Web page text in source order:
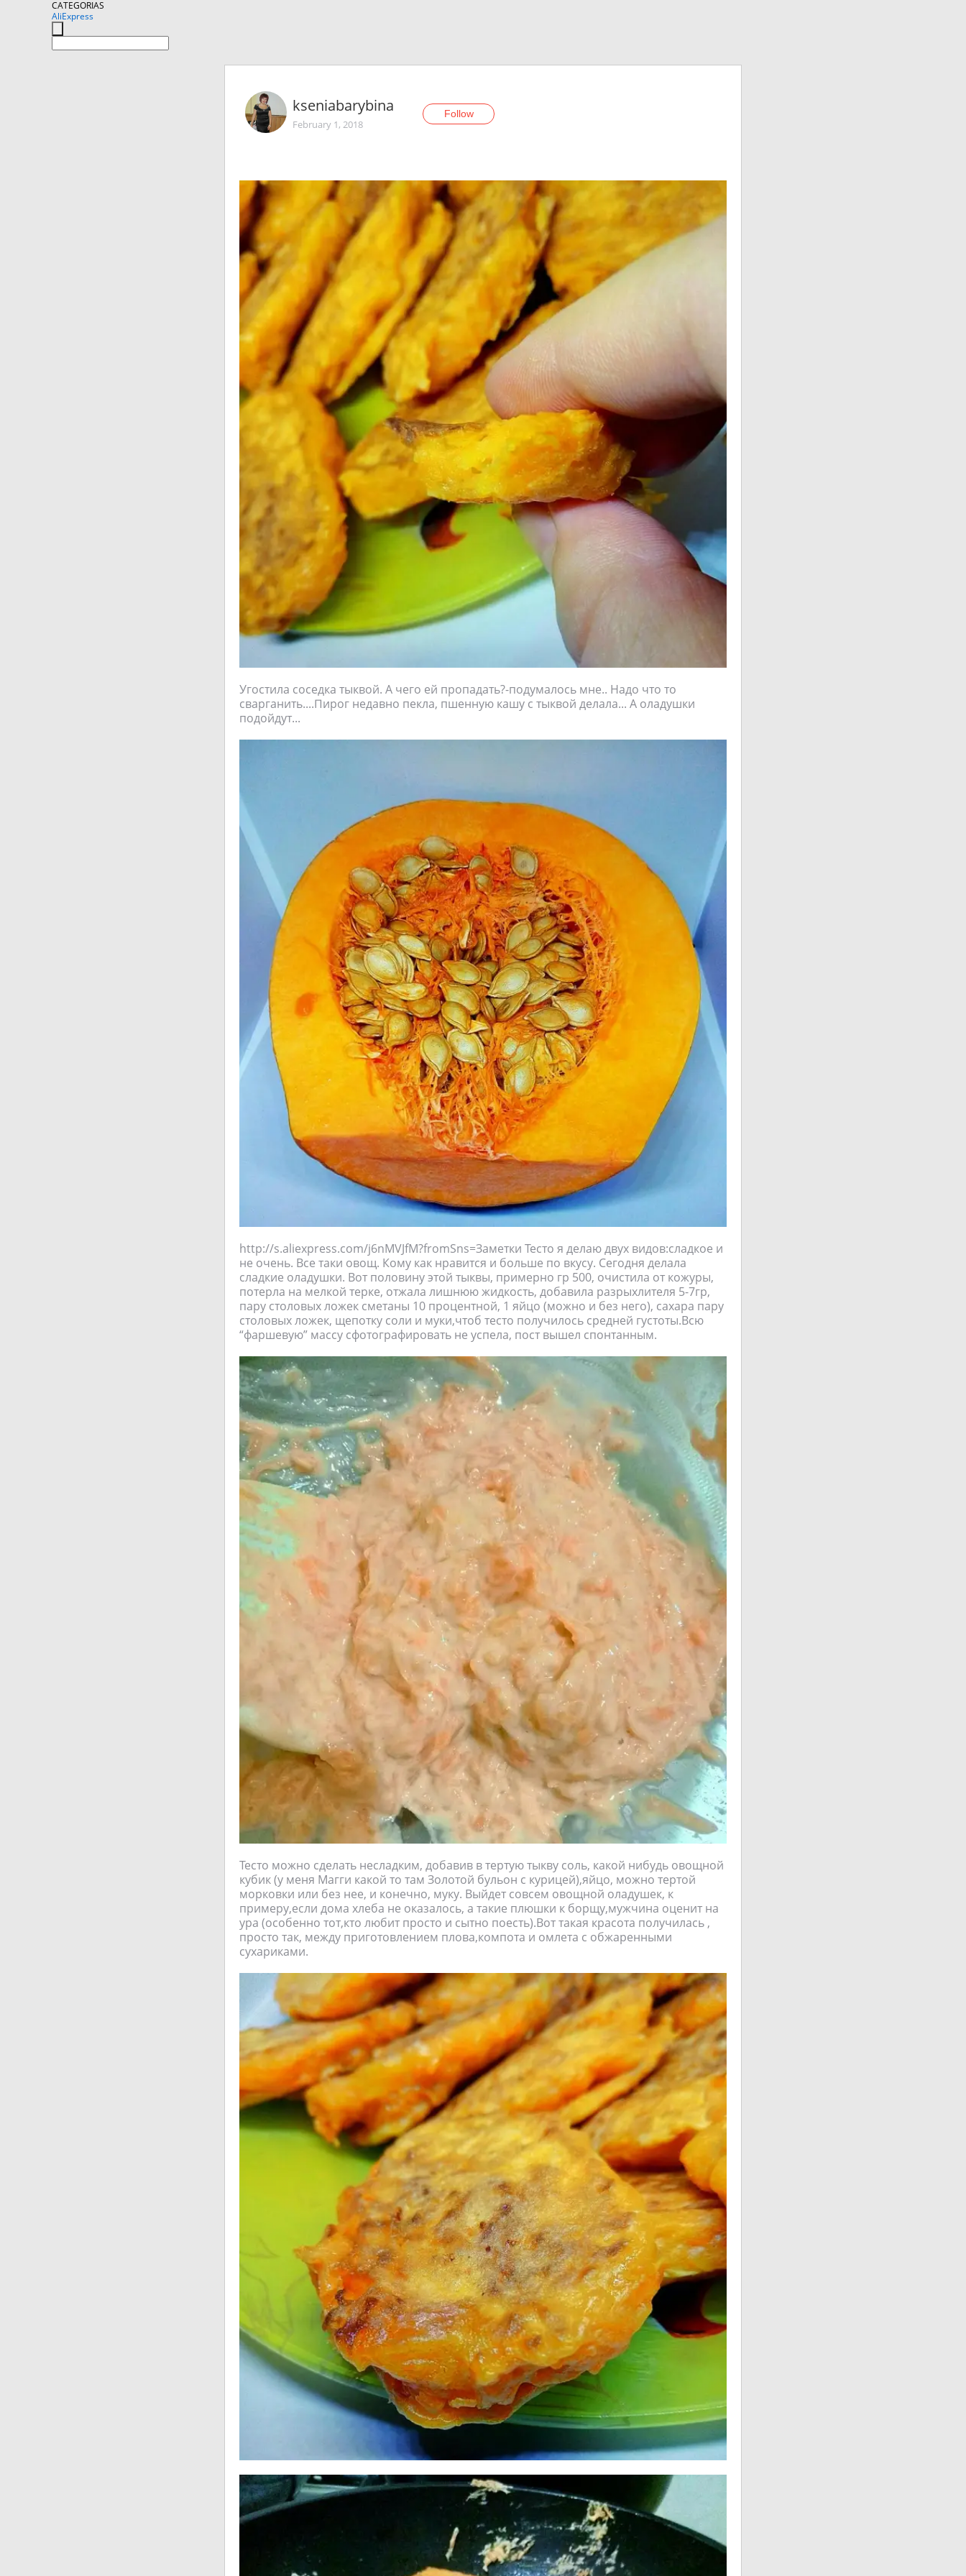
CATEGORIAS
AliExpress
kseniabarybina
February 1, 2018
Follow
Угостила соседка тыквой. А чего ей пропадать?-подумалось мне.. Надо что то
сварганить....Пирог недавно пекла, пшенную кашу с тыквой делала... А оладушки
подойдут...
http://s.aliexpress.com/j6nMVJfM?fromSns=Заметки Тесто я делаю двух видов:сладкое и
не очень. Все таки овощ. Кому как нравится и больше по вкусу. Сегодня делала
сладкие оладушки. Вот половину этой тыквы, примерно гр 500, очистила от кожуры,
потерла на мелкой терке, отжала лишнюю жидкость, добавила разрыхлителя 5-7гр,
пару столовых ложек сметаны 10 процентной, 1 яйцо (можно и без него), сахара пару
столовых ложек, щепотку соли и муки,чтоб тесто получилось средней густоты.Всю
“фаршевую” массу сфотографировать не успела, пост вышел спонтанным.
Тесто можно сделать несладким, добавив в тертую тыкву соль, какой нибудь овощной
кубик (у меня Магги какой то там Золотой бульон с курицей),яйцо, можно тертой
морковки или без нее, и конечно, муку. Выйдет совсем овощной оладушек, к
примеру,если дома хлеба не оказалось, а такие плюшки к борщу,мужчина оценит на
ура (особенно тот,кто любит просто и сытно поесть).Вот такая красота получилась ,
просто так, между приготовлением плова,компота и омлета с обжаренными
сухариками.